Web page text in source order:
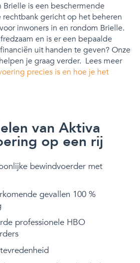
is een beschermende
rechtbank gericht op het beheren
inwoners in en rondom Brielle.
en is er een bepaalde
uit handen te geven? Onze
je graag verder. Lees meer
precies is en hoe je het
van Aktiva
op een rij
bewindvoerder met
gevallen 100 %
professionele HBO